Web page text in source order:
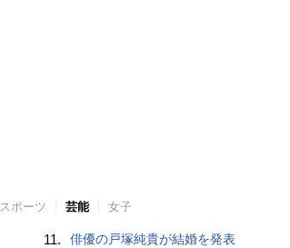
スポーツ 芸能 女子
11. 俳優の戸塚純貴が結婚を発表